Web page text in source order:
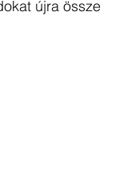
újra össze